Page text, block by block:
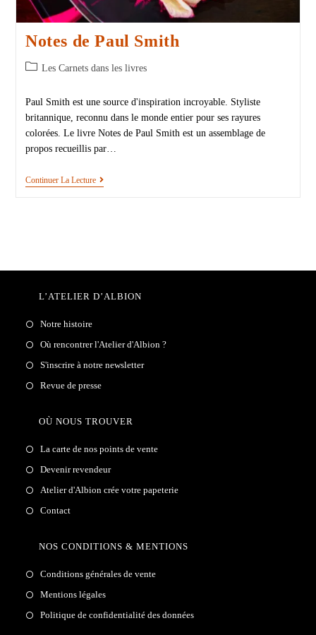
Notes de Paul Smith
Les Carnets dans les livres
Paul Smith est une source d'inspiration incroyable. Styliste
britannique, reconnu dans le monde entier pour ses rayures
colorées. Le livre Notes de Paul Smith est un assemblage de
propos recueillis par…
Continuer La Lecture
L’ATELIER D’ALBION
Notre histoire
Où rencontrer l'Atelier d'Albion ?
S'inscrire à notre newsletter
Revue de presse
OÙ NOUS TROUVER
La carte de nos points de vente
Devenir revendeur
Atelier d'Albion crée votre papeterie
Contact
NOS CONDITIONS & MENTIONS
Conditions générales de vente
Mentions légales
Politique de confidentialité des données